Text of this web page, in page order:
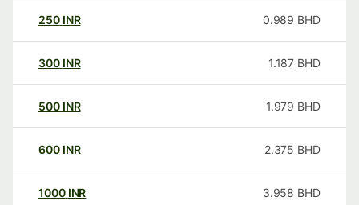
250 INR 0.989 BHD
300 INR 1.187 BHD
500 INR 1.979 BHD
600 INR 2.375 BHD
1000 INR 3.958 BHD